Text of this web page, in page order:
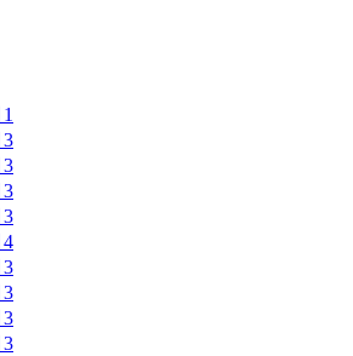
1
3
3
3
3
4
3
3
3
3